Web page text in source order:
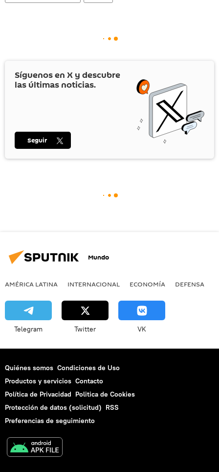
Síguenos en X y descubre
las últimas noticias.
Seguir
Mundo
AMÉRICA LATINA INTERNACIONAL ECONOMÍA DEFENSA
Telegram Twitter VK
Quiénes somos Condiciones de Uso
Productos y servicios Contacto
Política de Privacidad Politica de Cookies
Protección de datos (solicitud) RSS
Preferencias de seguimiento